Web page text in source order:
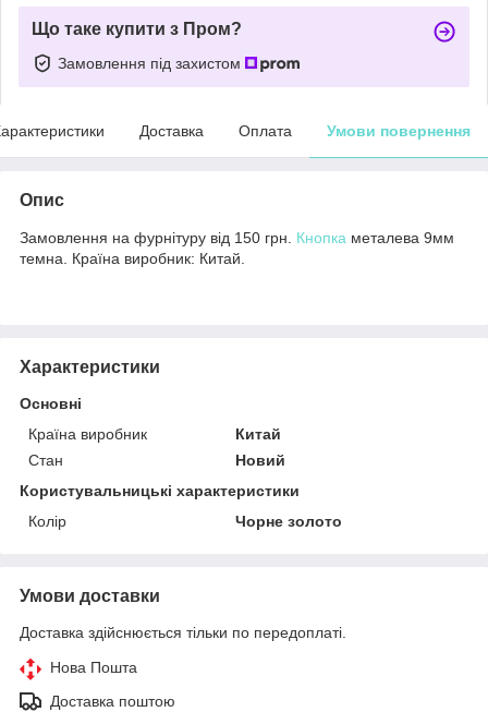
Що таке купити з Пром?
Замовлення під захистом
Доставка Оплата Умови повернення
Опис
Замовлення на фурнітуру від 150 грн. Кнопка металева 9мм
темна. Країна виробник: Китай.
Характеристики
Основні
Країна виробник
Китай
Стан
Новий
Користувальницькі характеристики
Колір
Чорне золото
Умови доставки
Доставка здійснюється тільки по передоплаті.
Нова Пошта
Доставка поштою